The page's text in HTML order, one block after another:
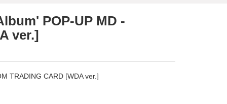
POP-UP MD -
ver.]
TRADING CARD [WDA ver.]